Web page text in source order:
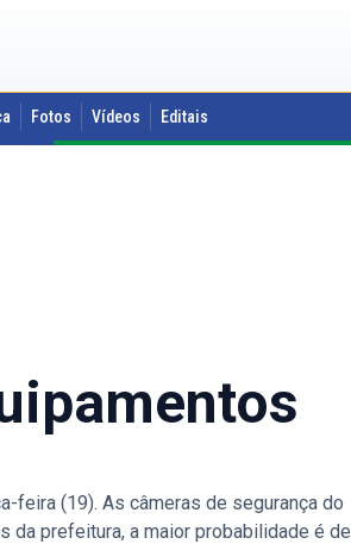
Fotos Vídeos Editais
feira (19). As câmeras de segurança do
da prefeitura, a maior probabilidade é de